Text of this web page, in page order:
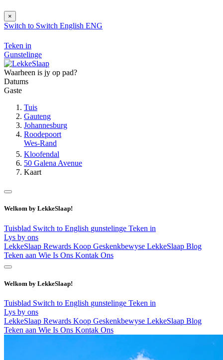
×
Switch to Switch English ENG
Teken in
Gunstelinge
Waarheen is jy op pad?
Datums
Gaste
Tuis
Gauteng
Johannesburg
Roodepoort
Wes-Rand
Kloofendal
50 Galena Avenue
Kaart
Welkom by LekkeSlaap!
Tuisblad Switch to English gunstelinge Teken in
Lys by ons
LekkeSlaap Rewards Koop Geskenkbewyse LekkeSlaap Blog
Teken aan Wie Is Ons Kontak Ons
Welkom by LekkeSlaap!
Tuisblad Switch to English gunstelinge Teken in
Lys by ons
LekkeSlaap Rewards Koop Geskenkbewyse LekkeSlaap Blog
Teken aan Wie Is Ons Kontak Ons